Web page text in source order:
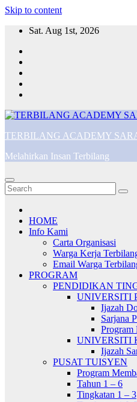
Skip to content
Sat. Aug 1st, 2026
TERBILANG ACADEMY
Melahirkan Insan Terbilang
HOME
Info Kami
Carta Organisasi
Warga Kerja
Email Warga
PROGRAM
PENDIDIKAN
UNIVERSITI
Ijazah
Sarjana
Program
UNIVERSITI
Ijazah
PUSAT TUISYEN
Program
Tahun 1 – 6
Tingkatan 1 – 3